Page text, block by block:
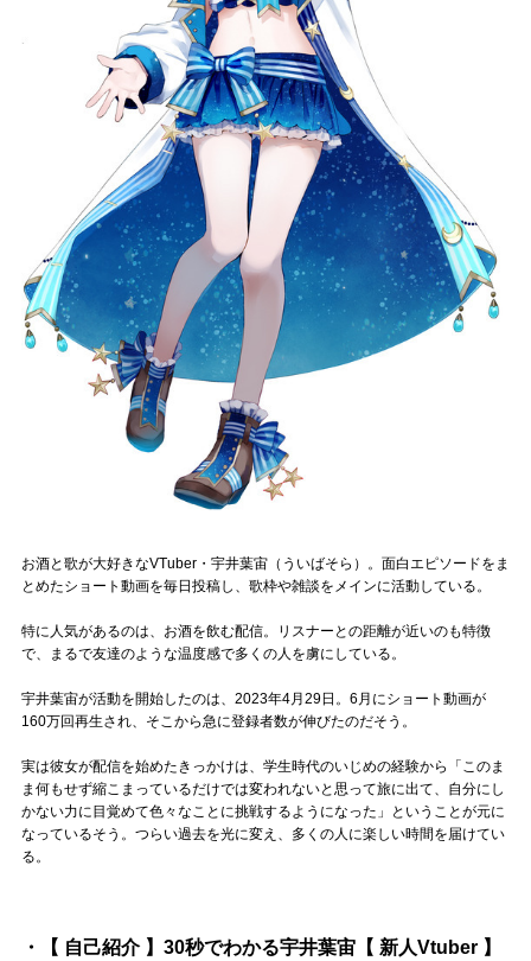
ぶいマガ！ by muevo
お酒と歌が大好きなVTuber・宇井葉宙（ういばそら）。面白エピソードをま
とめたショート動画を毎日投稿し、歌枠や雑談をメインに活動している。
特に人気があるのは、お酒を飲む配信。リスナーとの距離が近いのも特徴
で、まるで友達のような温度感で多くの人を虜にしている。
宇井葉宙が活動を開始したのは、2023年4月29日。6月にショート動画が
160万回再生され、そこから急に登録者数が伸びたのだそう。
実は彼女が配信を始めたきっかけは、学生時代のいじめの経験から「このま
ま何もせず縮こまっているだけでは変われないと思って旅に出て、自分にし
かない力に目覚めて色々なことに挑戦するようになった」ということが元に
なっているそう。つらい過去を光に変え、多くの人に楽しい時間を届けてい
る。
・【 自己紹介 】30秒でわかる宇井葉宙【 新人Vtuber 】